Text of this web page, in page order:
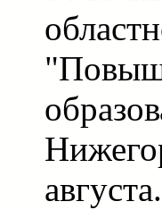
августа.